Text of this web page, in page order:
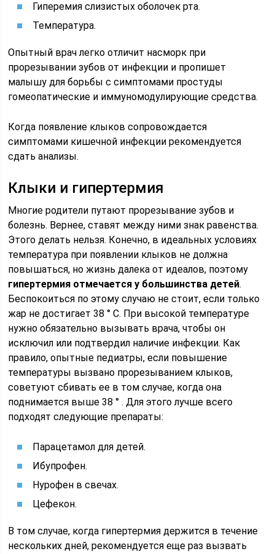
Гиперемия слизистых оболочек рта.
Температура.
Опытный врач легко отличит насморк при
прорезывании зубов от инфекции и пропишет
малышу для борьбы с симптомами простуды
гомеопатические и иммуномодулирующие средства.
Когда появление клыков сопровождается
симптомами кишечной инфекции рекомендуется
сдать анализы.
Клыки и гипертермия
Многие родители путают прорезывание зубов и
болезнь. Вернее, ставят между ними знак равенства.
Этого делать нельзя. Конечно, в идеальных условиях
температура при появлении клыков не должна
повышаться, но жизнь далека от идеалов, поэтому
гипертермия отмечается у большинства детей.
Беспокоиться по этому случаю не стоит, если только
жар не достигает 38 ° С. При высокой температуре
нужно обязательно вызывать врача, чтобы он
исключил или подтвердил наличие инфекции. Как
правило, опытные педиатры, если повышение
температуры вызвано прорезыванием клыков,
советуют сбивать ее в том случае, когда она
поднимается выше 38 ° . Для этого лучше всего
подходят следующие препараты:
Парацетамол для детей.
Ибупрофен.
Нурофен в свечах.
Цефекон.
В том случае, когда гипертермия держится в течение
нескольких дней, рекомендуется еще раз вызвать